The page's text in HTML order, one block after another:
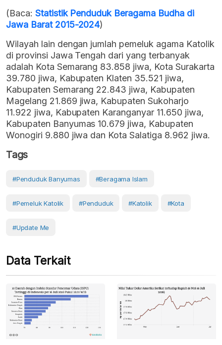
(Baca: Statistik Penduduk Beragama Budha di
Jawa Barat 2015-2024)
Wilayah lain dengan jumlah pemeluk agama Katolik
di provinsi Jawa Tengah dari yang terbanyak
adalah Kota Semarang 83.858 jiwa, Kota Surakarta
39.780 jiwa, Kabupaten Klaten 35.521 jiwa,
Kabupaten Semarang 22.843 jiwa, Kabupaten
Magelang 21.869 jiwa, Kabupaten Sukoharjo
11.922 jiwa, Kabupaten Karanganyar 11.650 jiwa,
Kabupaten Banyumas 10.679 jiwa, Kabupaten
Wonogiri 9.880 jiwa dan Kota Salatiga 8.962 jiwa.
Tags
#penduduk Banyumas #beragama Islam
#pemeluk Katolik #Penduduk #Katolik #Kota
#Update Me
Data Terkait